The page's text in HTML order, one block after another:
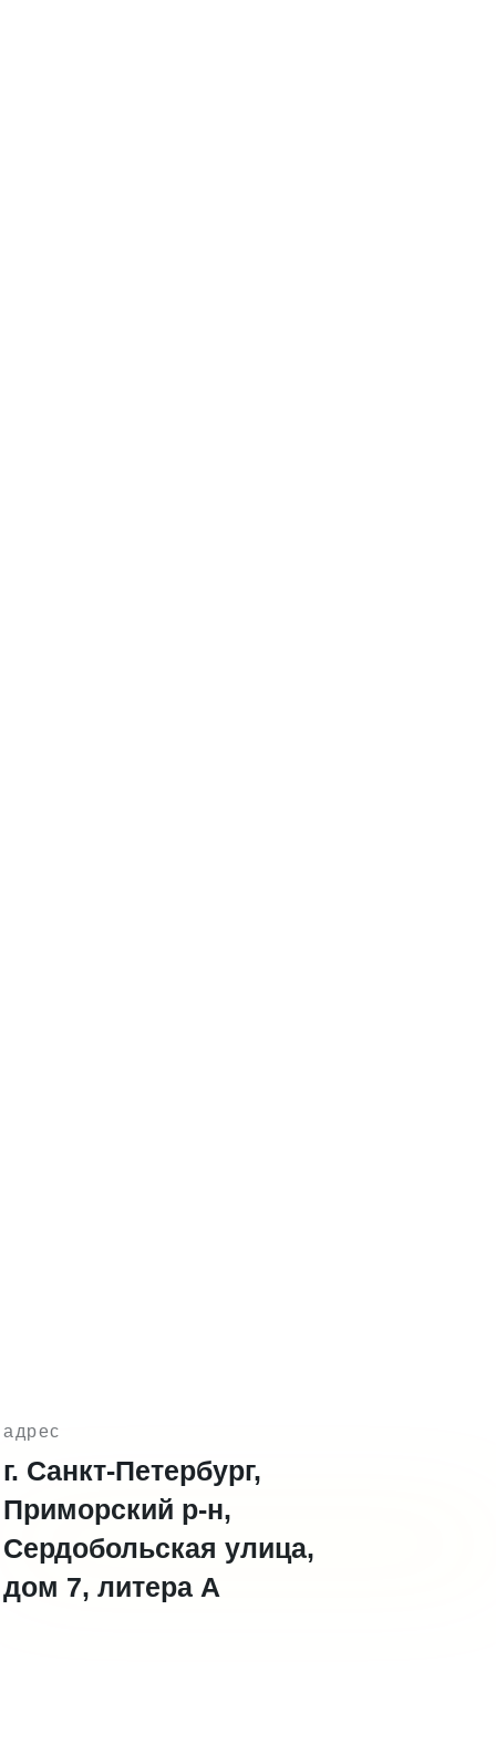
адрес
г. Санкт-Петербург,
Приморский р-н,
Сердобольская улица,
дом 7, литера А